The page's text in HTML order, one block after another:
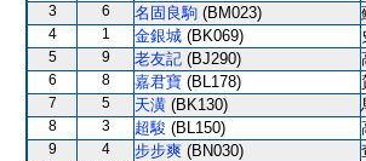
3
6 名固良駒 (BM023)
4
1 金銀城 (BK069)
5
9 老友記 (BJ290)
6
8 嘉君寶 (BL178)
7
5 天潢 (BK130)
8
3 超駿 (BL150)
9
4 步步爽 (BN030)